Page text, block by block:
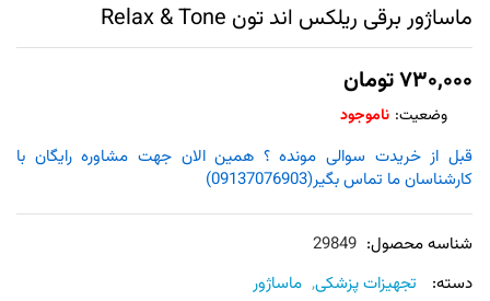
ماساژور برقی ریلکس اند تون Relax & Tone
۷۳۰,۰۰۰تومان
وضعیت: ناموجود
قبل از خریدت سوالی مونده ؟ همین الان جهت مشاوره رایگان با
کارشناسان ما تماس بگیر(09137076903)
شناسه محصول: 29849
دسته:
تجهیزات پزشکی, ماساژور